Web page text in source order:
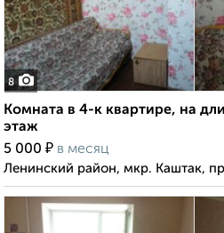
8
Комната в 4-к квартире, на
этаж
5 000 ₽ в месяц
Ленинский район, мкр. Каштак,